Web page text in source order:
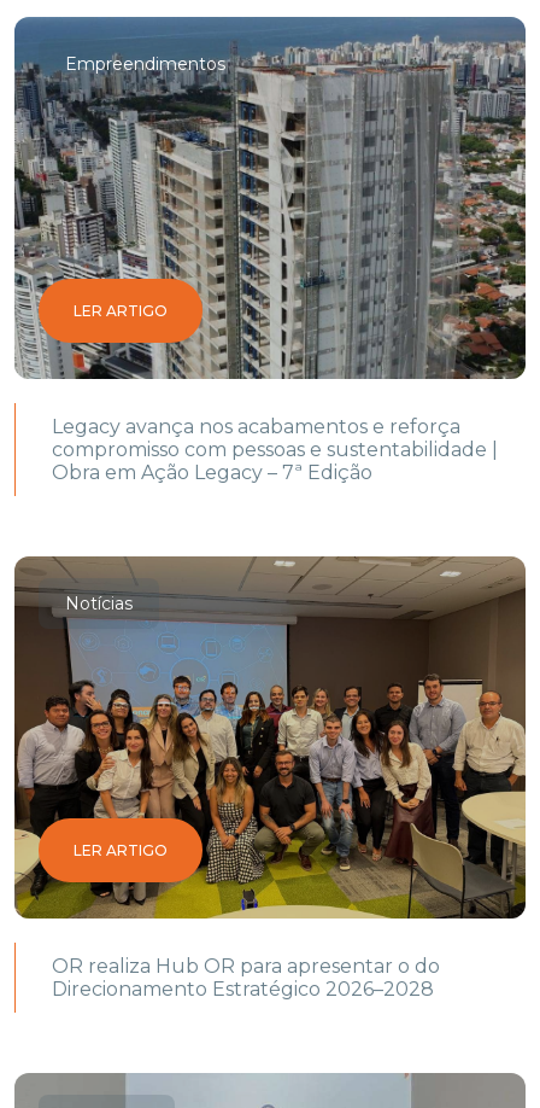
Empreendimentos
LER ARTIGO
Legacy avança nos acabamentos e reforça
compromisso com pessoas e sustentabilidade |
Obra em Ação Legacy – 7ª Edição
Notícias
LER ARTIGO
OR realiza Hub OR para apresentar o do
Direcionamento Estratégico 2026–2028